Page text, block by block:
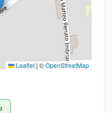
Leaflet | ©OpenStreetMap